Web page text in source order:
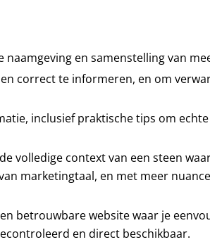
naamgeving en samenstelling van
correct te informeren, en om
inclusief praktische tips om
volledige context van een steen
marketingtaal, en met meer
betrouwbare website waar je
en direct beschikbaar.